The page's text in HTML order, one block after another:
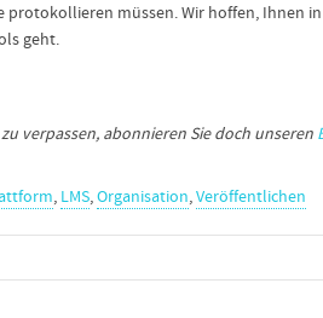
müssen. Wir hoffen, Ihnen
geht.
verpassen, abonnieren Sie doch unseren
, LMS,Organisation,Veröffentlichen